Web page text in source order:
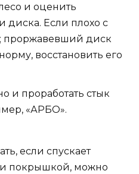
и оценить
диска. Если плохо с
проржавевший диск
восстановить его
и проработать стык
«АРБО».
если спускает
покрышкой, можно